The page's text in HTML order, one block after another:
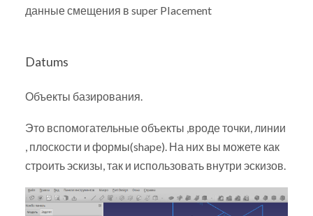
данные смещения в super Placement
Datums
Объекты базирования.
Это вспомогательные объекты ,вроде точки, линии
, плоскости и формы(shape). На них вы можете как
строить эскизы, так и использовать внутри эскизов.